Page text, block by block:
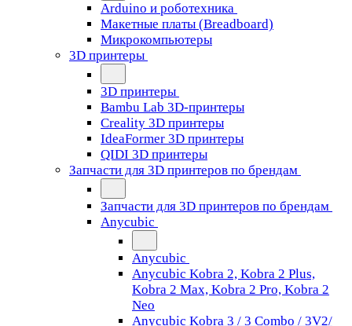
Arduino и роботехника
Макетные платы (Breadboard)
Микрокомпьютеры
3D принтеры
3D принтеры
Bambu Lab 3D-принтеры
Creality 3D принтеры
IdeaFormer 3D принтеры
QIDI 3D принтеры
Запчасти для 3D принтеров по брендам
Запчасти для 3D принтеров по брендам
Anycubic
Anycubic
Anycubic Kobra 2, Kobra 2 Plus,
Kobra 2 Max, Kobra 2 Pro, Kobra 2
Neo
Anycubic Kobra 3 / 3 Combo / 3V2/